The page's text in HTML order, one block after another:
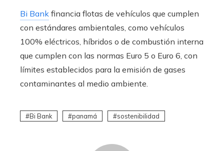
Bi Bank financia flotas de vehículos que cumplen
con estándares ambientales, como vehículos
100% eléctricos, híbridos o de combustión interna
que cumplen con las normas Euro 5 o Euro 6, con
límites establecidos para la emisión de gases
contaminantes al medio ambiente.
Bi Bank panamá sostenibilidad